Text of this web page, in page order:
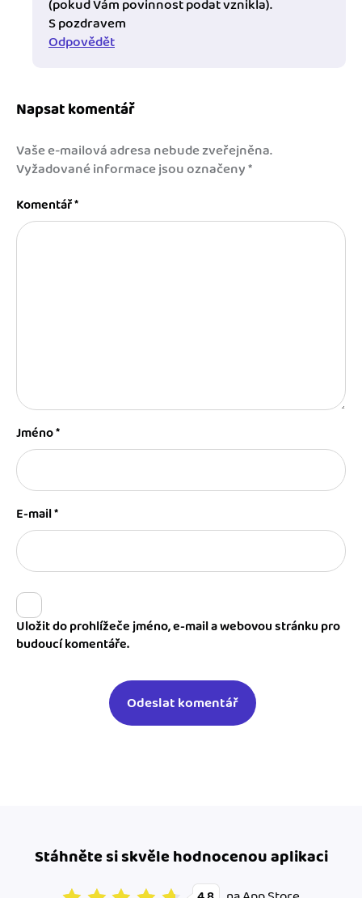
(pokud Vám povinnost podat vznikla).
S pozdravem
Odpovědět
Napsat komentář
Vaše e-mailová adresa nebude zveřejněna.
Vyžadované informace jsou označeny*
Komentář*
Jméno*
E-mail*
Uložit do prohlížeče jméno, e-mail a webovou stránku pro
budoucí komentáře.
Stáhněte si skvěle hodnocenou aplikaci